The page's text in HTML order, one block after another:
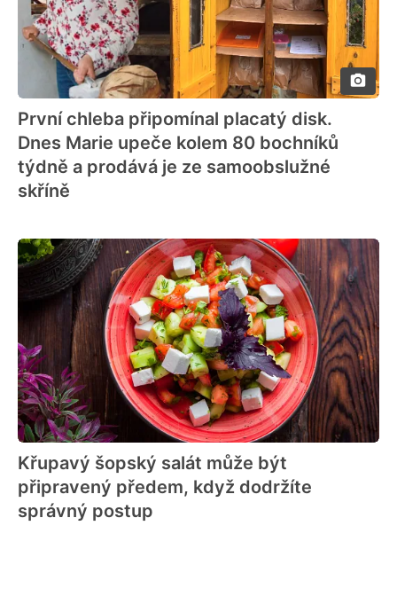
První chleba připomínal placatý disk.
Dnes Marie upeče kolem 80 bochníků
týdně a prodává je ze samoobslužné
skříně
Křupavý šopský salát může být
připravený předem, když dodržíte
správný postup